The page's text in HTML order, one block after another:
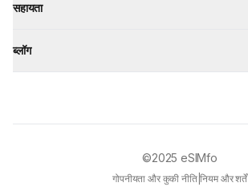
सहायता
ब्लॉग
©2025 eSIMfo
गोपनीयता और कुकी नीति|नियम और शर्तें